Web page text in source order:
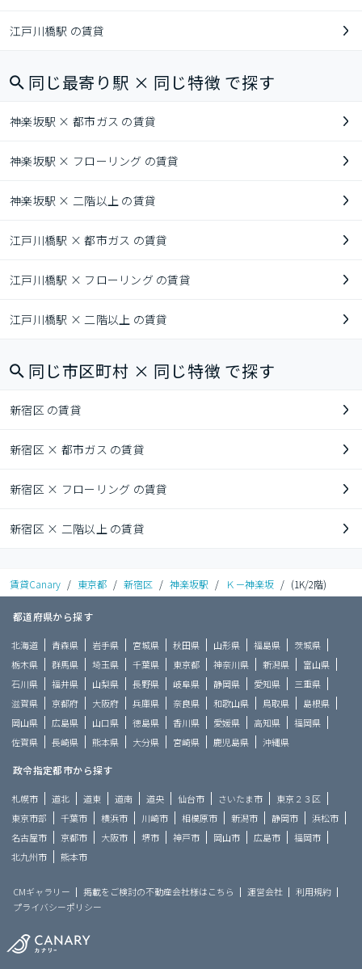
江戸川橋駅 の賃貸
同じ最寄り駅 × 同じ特徴 で探す
神楽坂駅 × 都市ガス の賃貸
神楽坂駅 × フローリング の賃貸
神楽坂駅 × 二階以上 の賃貸
江戸川橋駅 × 都市ガス の賃貸
江戸川橋駅 × フローリング の賃貸
江戸川橋駅 × 二階以上 の賃貸
同じ市区町村 × 同じ特徴 で探す
新宿区 の賃貸
新宿区 × 都市ガス の賃貸
新宿区 × フローリング の賃貸
新宿区 × 二階以上 の賃貸
賃貸Canary / 東京都 / 新宿区 / 神楽坂駅 / Ｋ－神楽坂 / (1K/2階)
都道府県から探す
北海道 青森県 岩手県 宮城県 秋田県 山形県 福島県
茨城県
栃木県
群馬県 埼玉県 千葉県 東京都 神奈川県 新潟県
富山県
石川県
福井県 山梨県 長野県 岐阜県 静岡県 愛知県
三重県
滋賀県
京都府 大阪府 兵庫県 奈良県 和歌山県 鳥取県
島根県
岡山県
広島県 山口県 徳島県 香川県 愛媛県 高知県
福岡県
佐賀県
長崎県 熊本県 大分県 宮崎県 鹿児島県 沖縄県
政令指定都市から探す
札幌市 道北 道東 道南 道央 仙台市 さいたま市
東京２３区
東京市部
千葉市 横浜市 川崎市 相模原市 新潟市 静岡市
浜松市
名古屋市
京都市 大阪市 堺市 神戸市 岡山市 広島市
福岡市
北九州市
熊本市
CMギャラリー 掲載をご検討の不動産会社様はこちら 運営会社
利用規約
プライバシーポリシー